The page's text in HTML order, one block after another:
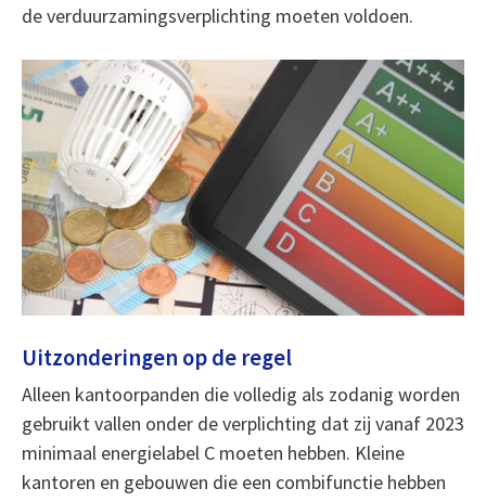
de verduurzamingsverplichting moeten voldoen.
Uitzonderingen op de regel
Alleen kantoorpanden die volledig als zodanig worden
gebruikt vallen onder de verplichting dat zij vanaf 2023
minimaal energielabel C moeten hebben. Kleine
kantoren en gebouwen die een combifunctie hebben